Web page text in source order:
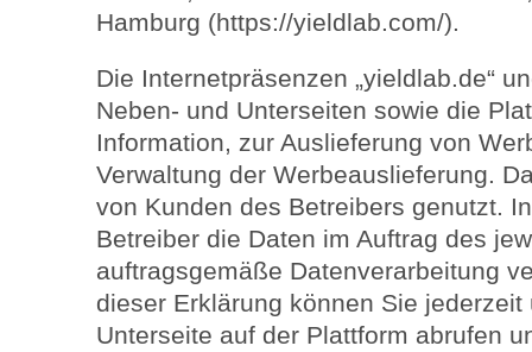
Hamburg (https://yieldlab.com/).
Die Internetpräsenzen „yieldlab.de“
Neben- und Unterseiten sowie die
Information, zur Auslieferung von
Verwaltung der Werbeauslieferung.
von Kunden des Betreibers genutzt.
Betreiber die Daten im Auftrag des
auftragsgemäße Datenverarbeitung
dieser Erklärung können Sie
Unterseite auf der Plattform abrufen